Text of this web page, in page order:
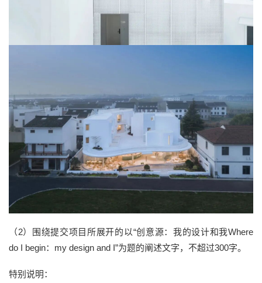
（2）围绕提交项目所展开的以“创意源：我的设计和我Where
do I begin：my design and I”为题的阐述文字，不超过300字。
特别说明：